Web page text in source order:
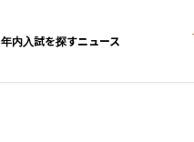
年内入試を探すニュース